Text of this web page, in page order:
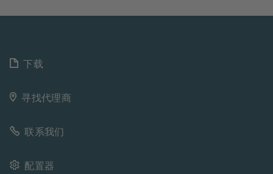
下载
寻找代理商
联系我们
配置器